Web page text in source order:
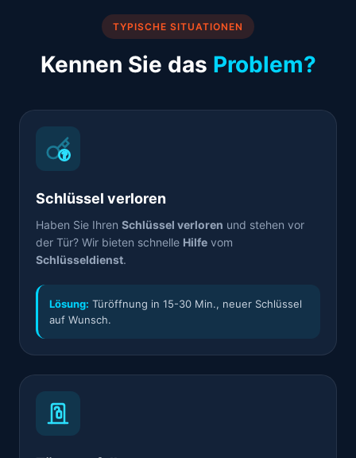
TYPISCHE SITUATIONEN
Kennen Sie das Problem?
Schlüssel verloren
Haben Sie Ihren Schlüssel verloren und stehen vor
der Tür? Wir bieten schnelle Hilfe vom
Schlüsseldienst.
Lösung: Türöffnung in 15-30 Min., neuer Schlüssel
auf Wunsch.